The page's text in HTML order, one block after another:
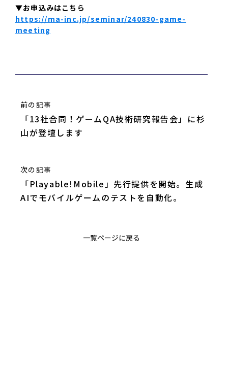
▼お申込みはこちら
https://ma-inc.jp/seminar/240830-game-
meeting
前の記事
「13社合同！ゲームQA技術研究報告会」に杉
山が登壇します
次の記事
「Playable!Mobile」先行提供を開始。生成
AIでモバイルゲームのテストを自動化。
一覧ページに戻る